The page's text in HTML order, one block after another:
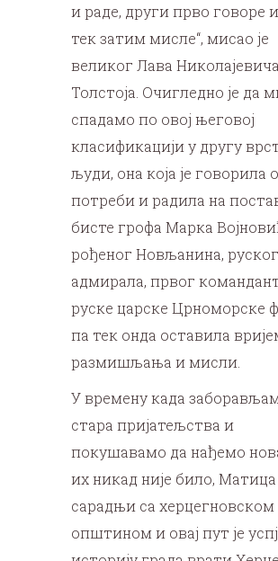
и раде, други прво говоре
тек затим мисле“, мисао је
великог Лава Николајевича
Толстоја. Очигледно је да
спадамо по овој његовој
класификацији у другу
људи, она која је говорила о
потреби и радила на
бисте грофа Марка
рођеног Новљанина, руског
адмирала, првог
руске царске Црноморске
па тек онда оставила
размишљања и мисли.
У времену када
стара пријатељства и
покушавамо да нађемо
их никад није било,
сарадњи са херцегновском
општином и овај пут је